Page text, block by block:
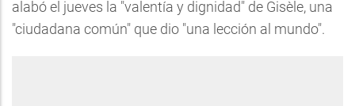
alabó el jueves la "valentía y dignidad" de Gisèle, una
"ciudadana común" que dio "una lección al mundo".